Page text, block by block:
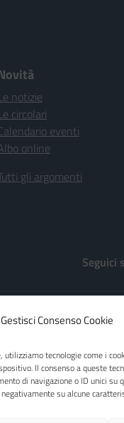
Gestisci Consenso Cookie
utilizziamo tecnologie come i
Il consenso a queste
di navigazione o ID unici su
su alcune
notizie
circolari
eventi
online
gli argomenti
Seguici